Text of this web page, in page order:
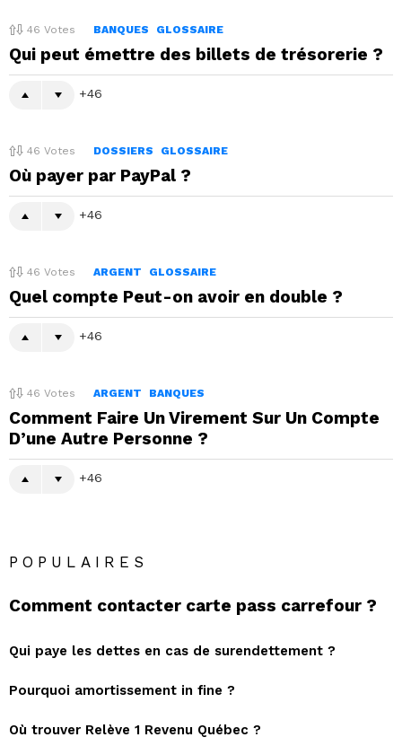
46 Votes BANQUES GLOSSAIRE
Qui peut émettre des billets de trésorerie ?
46
46 Votes DOSSIERS GLOSSAIRE
Où payer par PayPal ?
46
46 Votes ARGENT GLOSSAIRE
Quel compte Peut-on avoir en double ?
46
46 Votes ARGENT BANQUES
Comment Faire Un Virement Sur Un Compte
D’une Autre Personne ?
46
POPULAIRES
Comment contacter carte pass carrefour ?
Qui paye les dettes en cas de surendettement ?
Pourquoi amortissement in fine ?
Où trouver Relève 1 Revenu Québec ?